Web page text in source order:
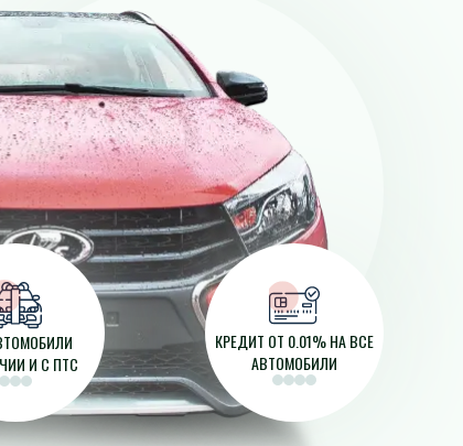
И С ПТС
КРЕДИТ ОТ 0.01% НА ВСЕ
АВТОМОБИЛИ